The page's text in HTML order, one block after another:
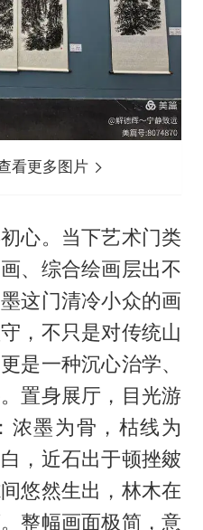
看更多图片
心。当下艺术门类
、综合绘画层出不
这门清冷小众的画
，不只是对传统山
是一种沉心治学、
置身展厅，目光游
浓墨为骨，枯线为
，近石出于顿挫皴
悠然生出，林木在
整幅画面极简，意